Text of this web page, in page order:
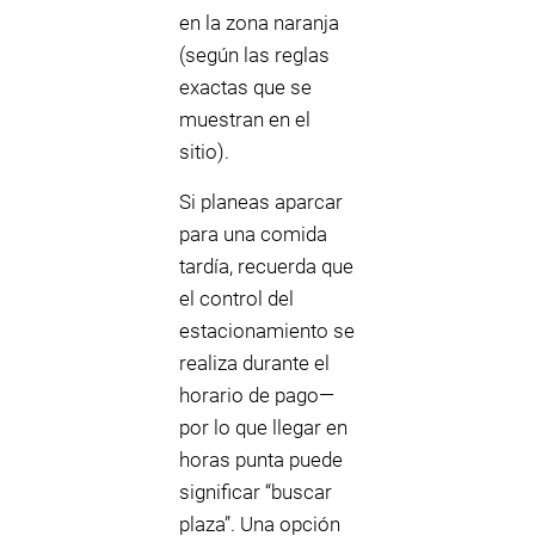
en la zona naranja
(según las reglas
exactas que se
muestran en el
sitio).
Si planeas aparcar
para una comida
tardía, recuerda que
el control del
estacionamiento se
realiza durante el
horario de pago—
por lo que llegar en
horas punta puede
significar “buscar
plaza”. Una opción